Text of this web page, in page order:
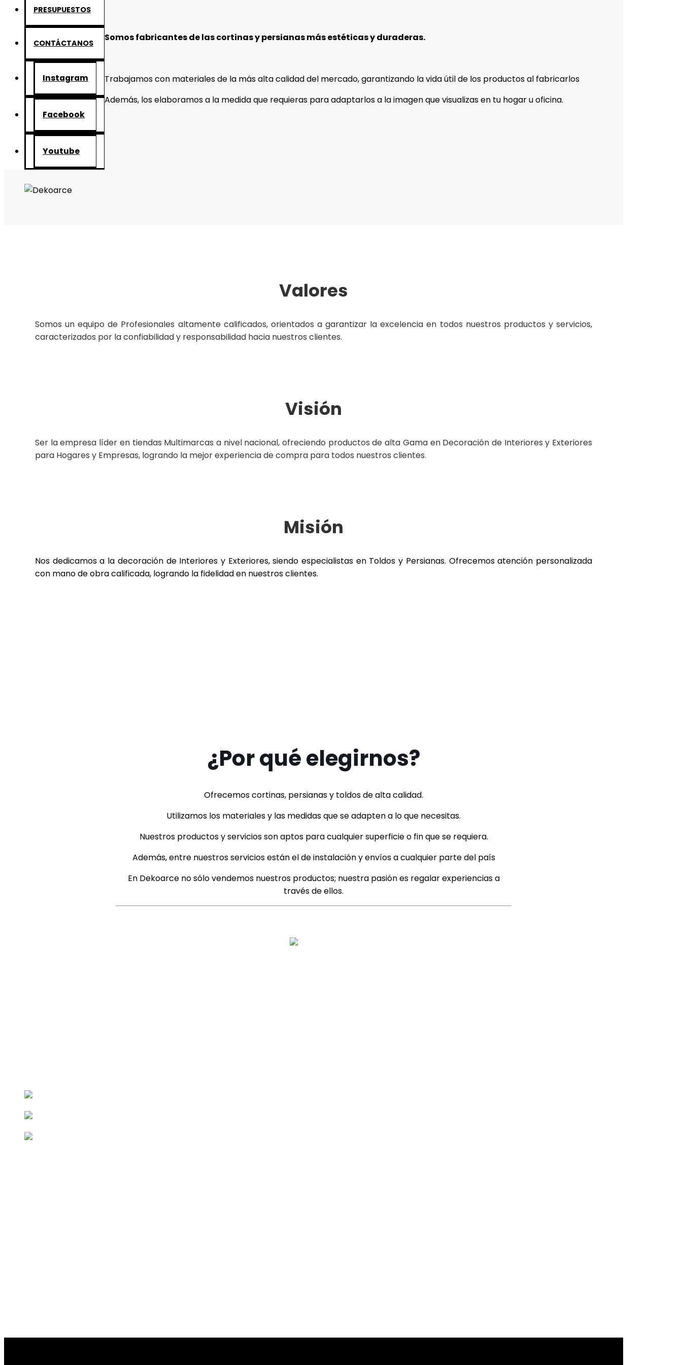
PRESUPUESTOS
CONTÁCTANOS
Instagram
Facebook
Youtube
Somos fabricantes de las cortinas y persianas más estéticas y duraderas.
Trabajamos con materiales de la más alta calidad del mercado, garantizando la vida útil de los productos al fabricarlos
Además, los elaboramos a la medida que requieras para adaptarlos a la imagen que visualizas en tu hogar u oficina.
Valores
Somos un equipo de Profesionales altamente calificados, orientados a garantizar la excelencia en todos nuestros productos y servicios,
caracterizados por la confiabilidad y responsabilidad hacia nuestros clientes.
Visión
Ser la empresa líder en tiendas Multimarcas a nivel nacional, ofreciendo productos de alta Gama en Decoración de Interiores y Exteriores
para Hogares y Empresas, logrando la mejor experiencia de compra para todos nuestros clientes.
Misión
Nos dedicamos a la decoración de Interiores y Exteriores, siendo especialistas en Toldos y Persianas. Ofrecemos atención personalizada
con mano de obra calificada, logrando la fidelidad en nuestros clientes.
¿Por qué elegirnos?
Ofrecemos cortinas, persianas y toldos de alta calidad.
Utilizamos los materiales y las medidas que se adapten a lo que necesitas.
Nuestros productos y servicios son aptos para cualquier superficie o fin que se requiera.
Además, entre nuestros servicios están el de instalación y envíos a cualquier parte del país
En Dekoarce no sólo vendemos nuestros productos; nuestra pasión es regalar experiencias a
través de ellos.